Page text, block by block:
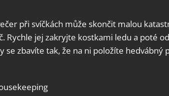
při svíčkách může skončit malou
Rychle jej zakryjte kostkami ledu a poté
se zbavíte tak, že na ni položíte